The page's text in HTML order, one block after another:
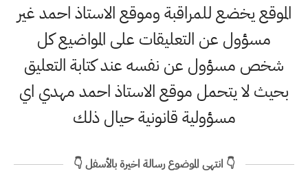
الموقع يخضع للمراقبة وموقع الاستاذ احمد غير
مسؤول عن التعليقات على المواضيع كل
شخص مسؤول عن نفسه عند كتابة التعليق
بحيث لا يتحمل موقع الاستاذ احمد مهدي اي
مسؤولية قانونية حيال ذلك
👇 انتهى الموضوع رسالة اخيرة بالأسفل 👇